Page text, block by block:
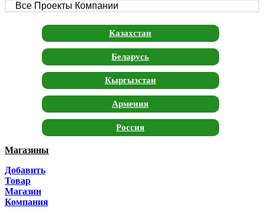
Все Проекты Компании
Казахстан
Беларусь
Кыргызстан
Армения
Россия
Магазины
Добавить
Товар
Магазин
Компания